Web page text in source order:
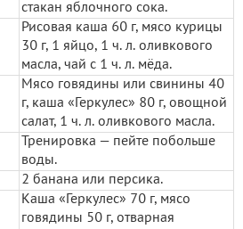
стакан яблочного сока.
Рисовая каша 60 г, мясо курицы
30 г, 1 яйцо, 1 ч. л. оливкового
масла, чай с 1 ч. л. мёда.
Мясо говядины или свинины 40
г, каша «Геркулес» 80 г, овощной
салат, 1 ч. л. оливкового масла.
Тренировка — пейте побольше
воды.
2 банана или персика.
Каша «Геркулес» 70 г, мясо
говядины 50 г, отварная